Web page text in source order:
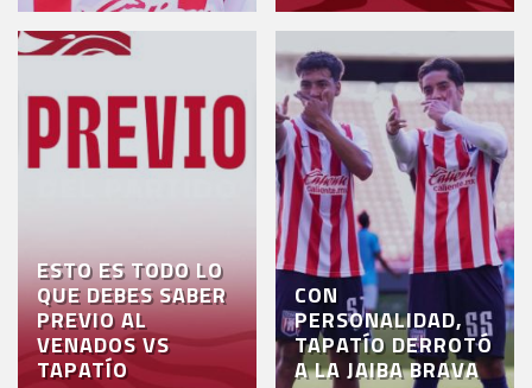
ESTO ES TODO LO
QUE DEBES SABER
PREVIO AL
VENADOS VS
TAPATÍO
CON
PERSONALIDAD,
TAPATÍO DERROTÓ
A LA JAIBA BRAVA